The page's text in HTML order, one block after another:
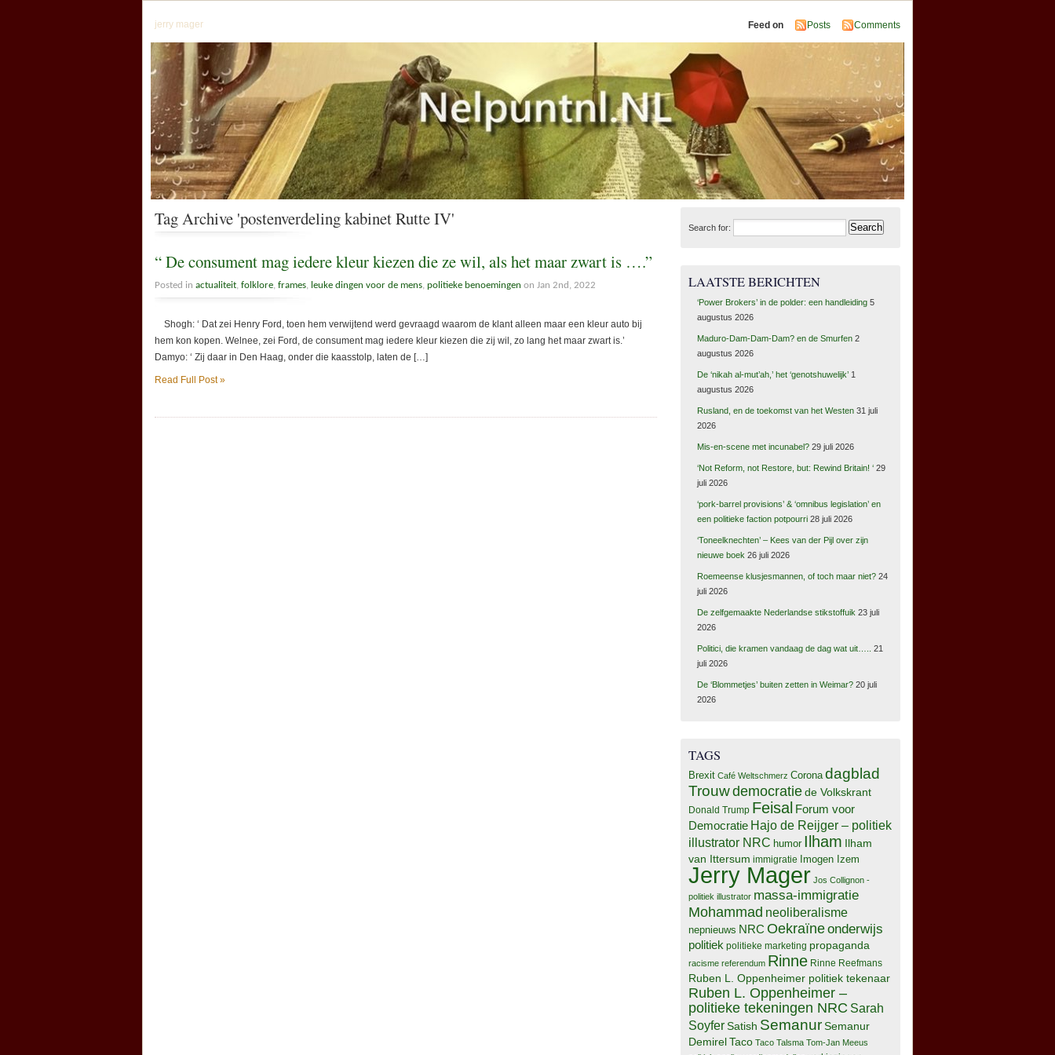
jerry mager Feed on Posts Comments
Tag Archive 'postenverdeling kabinet Rutte IV'
“ De consument mag iedere kleur kiezen die ze wil, als het maar zwart is ….”
Posted in actualiteit folklore frames leuke dingen voor de mens politieke benoemingen on Jan 2nd, 2022
Shogh: ‘ Dat zei Henry Ford, toen hem verwijtend werd gevraagd waarom de klant alleen maar een kleur auto bij
hem kon kopen. Welnee, zei Ford, de consument mag iedere kleur kiezen die zij wil, zo lang het maar zwart is.’
Damyo: ‘ Zij daar in Den Haag, onder die kaasstolp, laten de […]
Read Full Post »
Search for:
LAATSTE BERICHTEN
‘Power Brokers’ in de polder: een handleiding 5
augustus 2026
Maduro-Dam-Dam-Dam? en de Smurfen 2
augustus 2026
De ‘nikah al-mut’ah,’ het ‘genotshuwelijk’ 1
augustus 2026
Rusland, en de toekomst van het Westen 31 juli
2026
Mis-en-scene met incunabel? 29 juli 2026
‘Not Reform, not Restore, but: Rewind Britain! ‘ 29
juli 2026
‘pork-barrel provisions’ & ‘omnibus legislation’ en
een politieke faction potpourri 28 juli 2026
‘Toneelknechten’ – Kees van der Pijl over zijn
nieuwe boek 26 juli 2026
Roemeense klusjesmannen, of toch maar niet? 24
juli 2026
De zelfgemaakte Nederlandse stikstoffuik 23 juli
2026
Politici, die kramen vandaag de dag wat uit…..
21
juli 2026
De ‘Blommetjes’ buiten zetten in Weimar? 20 juli
2026
TAGS
Brexit Café Weltschmerz Corona dagblad
Trouwdemocratiede Volkskrant
Donald Trump Feisal Forum voor
Democratie Hajo de Reijger – politiek
illustrator NRC humor Ilham Ilham
van Ittersum immigratie Imogen Izem
Jerry Mager Jos Collignon -
politiek illustrator massa-immigratie
Mohammad neoliberalisme
nepnieuws NRC Oekraïneonderwijs
politiek politieke marketing propaganda
racisme referendum Rinne Rinne Reefmans
Ruben L. Oppenheimer politiek tekenaar
Ruben L. Oppenheimer –
politieke tekeningen NRC Sarah
Soyfer Satish SemanurSemanur
DemirelTaco Taco Talsma Tom-Jan Meeus